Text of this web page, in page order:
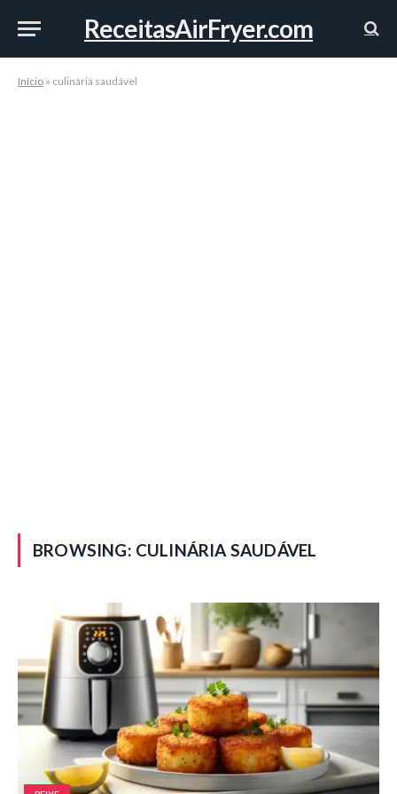
ReceitasAirFryer.com
Início » culinária saudável
BROWSING: CULINÁRIA SAUDÁVEL